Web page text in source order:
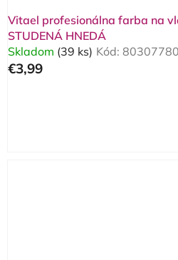
Vitael profesionálna farba na
STUDENÁ HNEDÁ
Skladom (39 ks) Kód:
€3,99